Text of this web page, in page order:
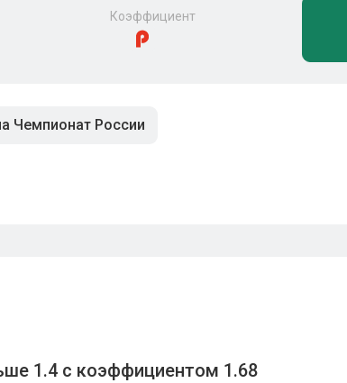
Коэффициент
Чемпионат России
1.4 с коэффициентом 1.68